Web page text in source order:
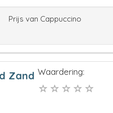
Prijs van Cappuccino
Zand Waardering: